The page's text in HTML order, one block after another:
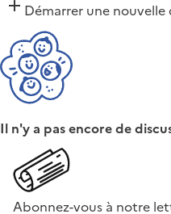
Démarrer une nouvelle
Il n'y a pas encore de
Abonnez-vous à notre